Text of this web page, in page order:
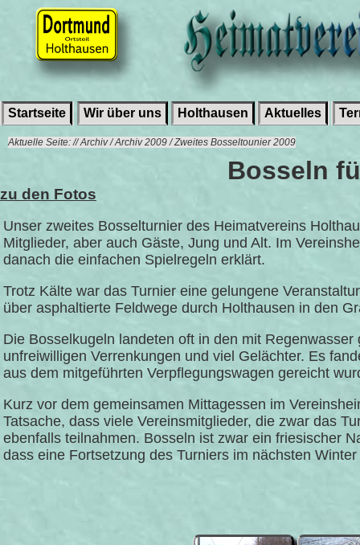
Startseite Wir über uns Holthausen Aktuelles
Aktuelle Seite: // Archiv / Archiv 2009 / Zweites Bosseltounier 2009
Bosseln
zu den Fotos
Unser zweites Bosselturnier des Heimatvereins
Mitglieder, aber auch Gäste, Jung und Alt. Im
danach die einfachen Spielregeln erklärt.
Trotz Kälte war das Turnier eine gelungene
über asphaltierte Feldwege durch Holthausen in den
Die Bosselkugeln landeten oft in den mit
unfreiwilligen Verrenkungen und viel Gelächter. Es
aus dem mitgeführten Verpflegungswagen gereicht
Kurz vor dem gemeinsamen Mittagessen im
Tatsache, dass viele Vereinsmitglieder, die zwar das
ebenfalls teilnahmen. Bosseln ist zwar ein friesischer
dass eine Fortsetzung des Turniers im nächsten